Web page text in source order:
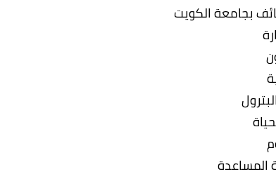
بجامعة الكويت
المساعدة